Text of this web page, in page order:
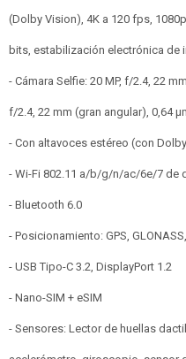
(Dolby Vision), 4K a 120 fps,
bits, estabilización electrónica de
- Cámara Selfie: 20 MP, f/2.4, 22
f/2.4, 22 mm (gran angular), 0,64
- Con altavoces estéreo (con
- Wi-Fi 802.11 a/b/g/n/ac/6e/7 de
- Bluetooth 6.0
- Posicionamiento: GPS,
- USB Tipo-C 3.2, DisplayPort 1.2
- Nano-SIM + eSIM
- Sensores: Lector de huellas